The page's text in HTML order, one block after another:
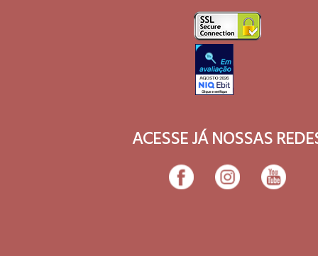
ACESSE JÁ NOSSAS